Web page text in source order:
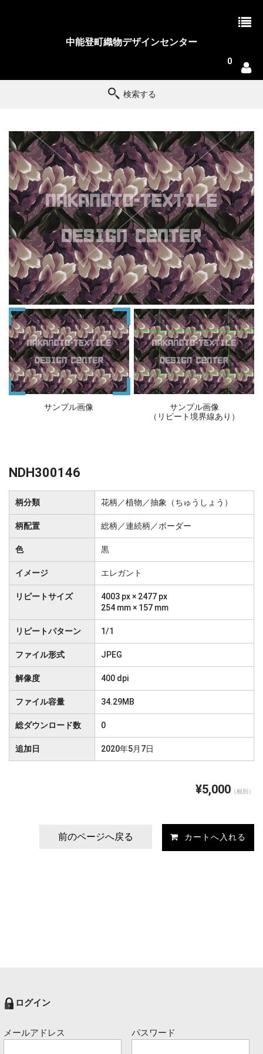
中能登町織物デザインセンター
0
検索する
サンプル画像
サンプル画像
（リピート境界線あり）
NDH300146
柄分類 花柄／植物／抽象（ちゅうしょう）
柄配置 総柄／連続柄／ボーダー
色 黒
イメージ エレガント
リピートサイズ
4003 px × 2477 px
254 mm × 157 mm
リピートパターン 1/1
ファイル形式 JPEG
解像度 400 dpi
ファイル容量 34.29MB
総ダウンロード数 0
追加日 2020年5月7日
¥5,000 （税別）
前のページへ戻る
ログイン
メールアドレス パスワード